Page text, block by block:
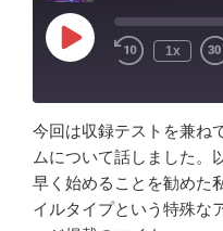
ー
「マ
り
安
い
イ
効
で
リ
ア
ル
Play
Episode 1x
Amazon
RSS
RSS FEED
SHARE
LINK
今回は収録テストを兼ね
ムについて話しました。
早く始めることを勧めた
イルタイプという特殊な